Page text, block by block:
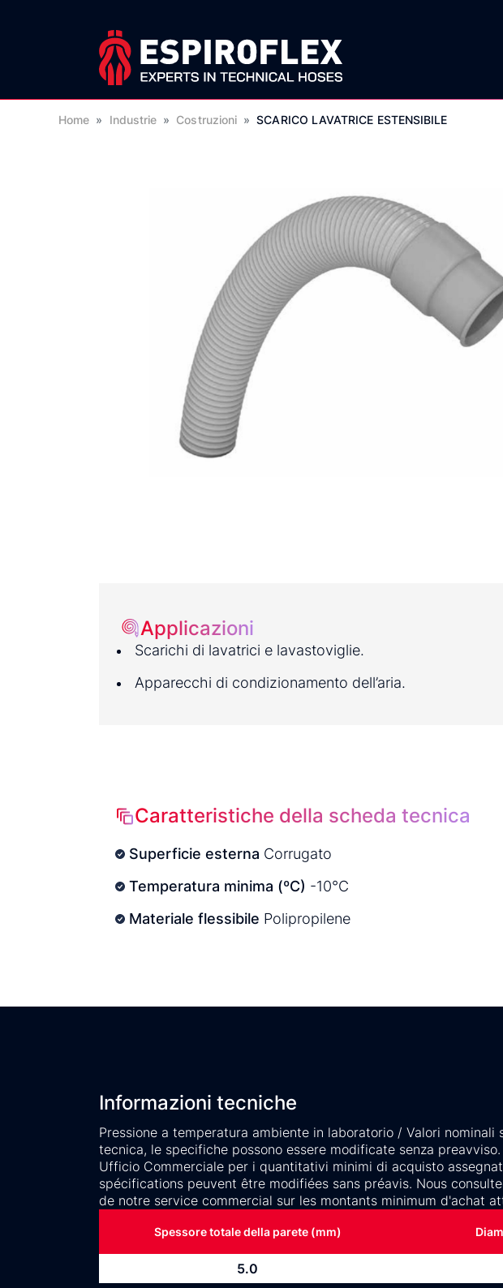
Home » Industrie » Costruzioni » SCARICO LAVATRICE ESTENSIBILE
Applicazioni
Scarichi di lavatrici e lavastoviglie.
Apparecchi di condizionamento dell’aria.
Caratteristiche della scheda tecnica
Superficie esterna Corrugato
Temperatura minima (ºC) -10°C
Materiale flessibile Polipropilene
Informazioni tecniche
Pressione a temperatura ambiente in laboratorio / Valori
tecnica, le specifiche possono essere modificate senza
Ufficio Commerciale per i quantitativi minimi di acquisto
spécifications peuvent être modifiées sans préavis. Nous
de notre service commercial sur les montants minimum d'achat
Spessore totale della parete (mm)
5.0